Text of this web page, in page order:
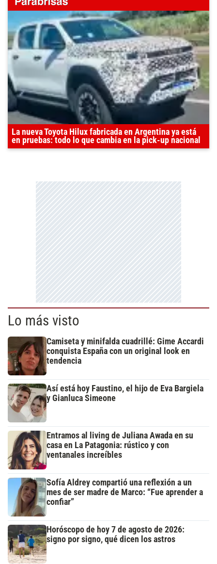
La nueva Toyota Hilux fabricada en Argentina ya está
en pruebas: todo lo que cambia en la pick-up nacional
Lo más visto
Camiseta y minifalda cuadrillé: Gime Accardi
conquista España con un original look en
tendencia
Así está hoy Faustino, el hijo de Eva Bargiela
y Gianluca Simeone
Entramos al living de Juliana Awada en su
casa en La Patagonia: rústico y con
ventanales increíbles
Sofía Aldrey compartió una reflexión a un
mes de ser madre de Marco: “Fue aprender a
confiar”
Horóscopo de hoy 7 de agosto de 2026:
signo por signo, qué dicen los astros